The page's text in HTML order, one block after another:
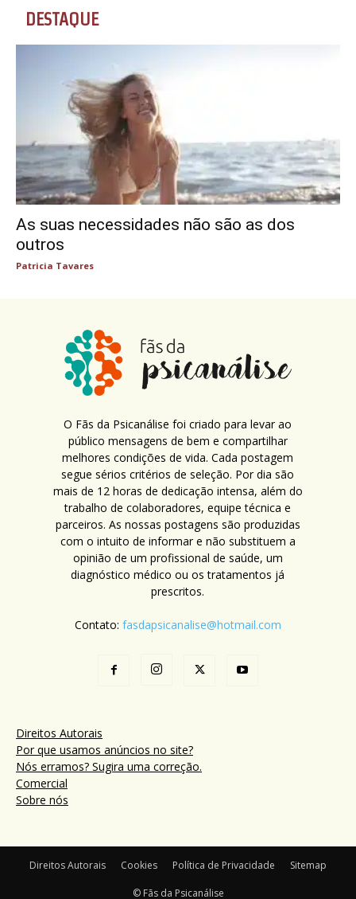
DESTAQUE
As suas necessidades não são as dos
outros
Patricia Tavares
O Fãs da Psicanálise foi criado para levar ao
público mensagens de bem e compartilhar
melhores condições de vida. Cada postagem
segue sérios critérios de seleção. Por dia são
mais de 12 horas de dedicação intensa, além do
trabalho de colaboradores, equipe técnica e
parceiros. As nossas postagens são produzidas
com o intuito de informar e não substituem a
opinião de um profissional de saúde, um
diagnóstico médico ou os tratamentos já
prescritos.
Contato: fasdapsicanalise@hotmail.com
Direitos Autorais
Por que usamos anúncios no site?
Nós erramos? Sugira uma correção.
Comercial
Sobre nós
Direitos Autorais Cookies Política de Privacidade Sitemap
© Fãs da Psicanálise